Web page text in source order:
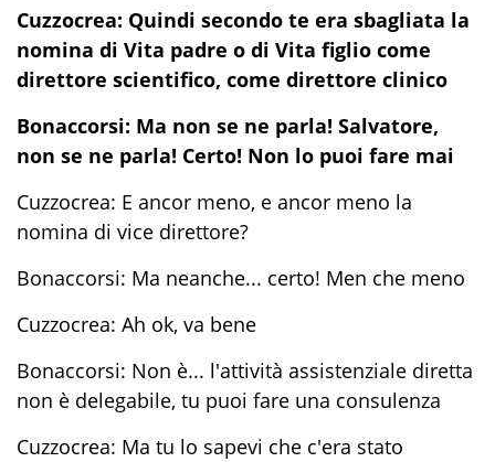
Cuzzocrea: Quindi secondo te era sbagliata la
nomina di Vita padre o di Vita figlio come
direttore scientifico, come direttore clinico
Bonaccorsi: Ma non se ne parla! Salvatore,
non se ne parla! Certo! Non lo puoi fare mai
Cuzzocrea: E ancor meno, e ancor meno la
nomina di vice direttore?
Bonaccorsi: Ma neanche... certo! Men che meno
Cuzzocrea: Ah ok, va bene
Bonaccorsi: Non è... l'attività assistenziale diretta
non è delegabile, tu puoi fare una consulenza
Cuzzocrea: Ma tu lo sapevi che c'era stato